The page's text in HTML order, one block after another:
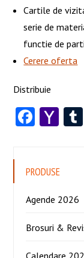
Cartile de
serie de
functie de
Cerere oferta
Distribuie
PRODUSE
Agende 2026
Brosuri &
Calendare